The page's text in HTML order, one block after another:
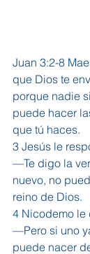
Juan 3:2-8
que Dios te
porque nadie
puede hacer
que tú haces.
3 Jesús le
—Te digo la
nuevo, no
reino de Dios.
4 Nicodemo le
—Pero si uno
puede nacer